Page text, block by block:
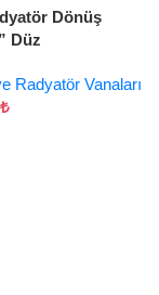
Dönüş
Düz
Radyatör Vanaları
₺